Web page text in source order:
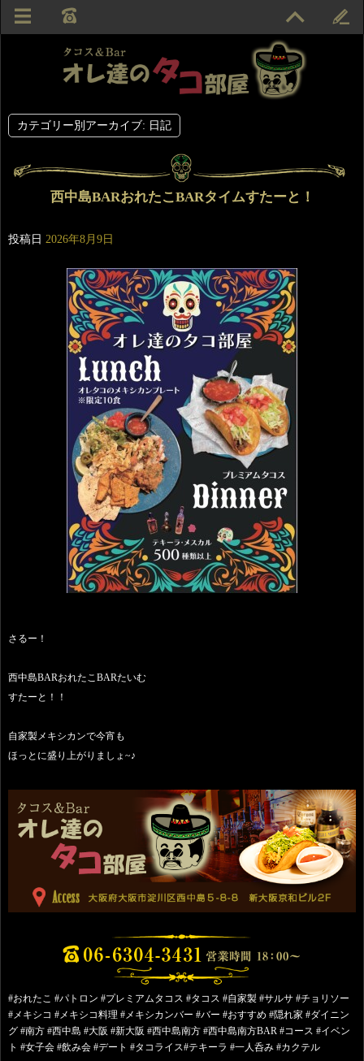
カテゴリー別アーカイブ: 日記
西中島BARおれたこBARタイムすたーと！
投稿日 2026年8月9日
さるー！
西中島BARおれたこBARたいむ
すたーと！！
自家製メキシカンで今宵も
ほっとに盛り上がりましょ~♪
#おれたこ #パトロン #プレミアムタコス #タコス #自家製 #サルサ #チョリソー
#メキシコ #メキシコ料理 #メキシカンバー #バー #おすすめ #隠れ家 #ダイニン
グ #南方 #西中島 #大阪 #新大阪 #西中島南方 #西中島南方BAR #コース #イベン
ト #女子会 #飲み会 #デート #タコライス#テキーラ #一人呑み #カクテル